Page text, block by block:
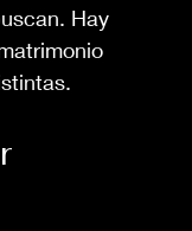
Hay